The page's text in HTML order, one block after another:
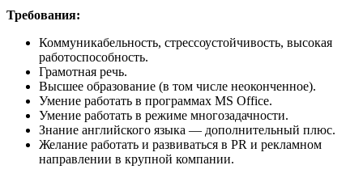
Требования:
Коммуникабельность, стрессоустойчивость, высокая
работоспособность.
Грамотная речь.
Высшее образование (в том числе неоконченное).
Умение работать в программах MS Office.
Умение работать в режиме многозадачности.
Знание английского языка — дополнительный плюс.
Желание работать и развиваться в PR и рекламном
направлении в крупной компании.